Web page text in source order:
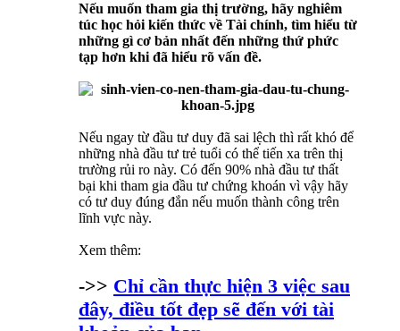
Nếu muốn tham gia thị trường, hãy nghiêm
túc học hỏi kiến thức về Tài chính, tìm hiểu từ
những gì cơ bản nhất đến những thứ phức
tạp hơn khi đã hiểu rõ vấn đề.
Nếu ngay từ đầu tư duy đã sai lệch thì rất khó để
những nhà đầu tư trẻ tuổi có thể tiến xa trên thị
trường rủi ro này. Có đến 90% nhà đầu tư thất
bại khi tham gia đầu tư chứng khoán vì vậy hãy
có tư duy đúng đắn nếu muốn thành công trên
lĩnh vực này.
Xem thêm:
->> Chỉ cần thực hiện 3 việc sau
đây, điều tốt đẹp sẽ đến với tài